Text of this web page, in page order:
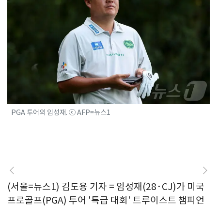
PGA 투어의 임성재. ⓒ AFP=뉴스1
(서울=뉴스1) 김도용 기자 = 임성재(28·CJ)가 미국
프로골프(PGA) 투어 '특급 대회' 트루이스트 챔피언